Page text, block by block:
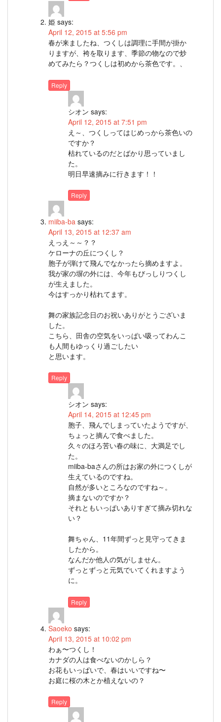
姫 says:
April 12, 2015 at 5:56 pm
春が来ましたね、つくしは調理に手間が掛か
りますが、袴を取ります、季節の物なので炒
めてみたら？つくしは初めから茶色です。、
Reply
シオン says:
April 12, 2015 at 7:51 pm
え～、つくしってはじめっから茶色いの
ですか？
枯れているのだとばかり思っていまし
た。
明日早速摘みに行きます！！
Reply
miiba-ba says:
April 13, 2015 at 12:37 am
えっえ～～？？
ケローナの丘につくし？
胞子が弾けて飛んでなかったら摘めますよ。
我が家の塀の外には、今年もびっしりつくし
が生えました。
今はすっかり枯れてます。
舞の家族記念日のお祝いありがとうございま
した。
こちら、田舎の空気をいっぱい吸ってわんこ
も人間もゆっくり過ごしたい
と思います。
Reply
シオン says:
April 14, 2015 at 12:45 pm
胞子、飛んでしまっていたようですが、
ちょっと摘んで食べました。
久々のほろ苦い春の味に、大満足でし
た。
miiba-baさんの所はお家の外につくしが
生えているのですね。
自然が多いところなのですね～。
摘まないのですか？
それともいっぱいありすぎて摘み切れな
い？
舞ちゃん、11年間ずっと見守ってきま
したから。
なんだか他人の気がしません。
ずっとずっと元気でいてくれますよう
に。
Reply
Saoeko says:
April 13, 2015 at 10:02 pm
わぁ〜つくし！
カナダの人は食べないのかしら？
お花もいっぱいで、春はいいですね〜
お庭に桜の木とか植えないの？
Reply